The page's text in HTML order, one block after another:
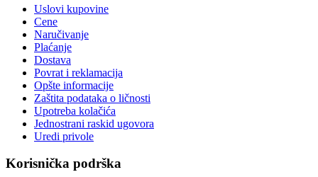
Uslovi kupovine
Cene
Naručivanje
Plaćanje
Dostava
Povrat i reklamacija
Opšte informacije
Zaštita podataka o ličnosti
Upotreba kolačića
Jednostrani raskid ugovora
Uredi privole
Korisnička podrška